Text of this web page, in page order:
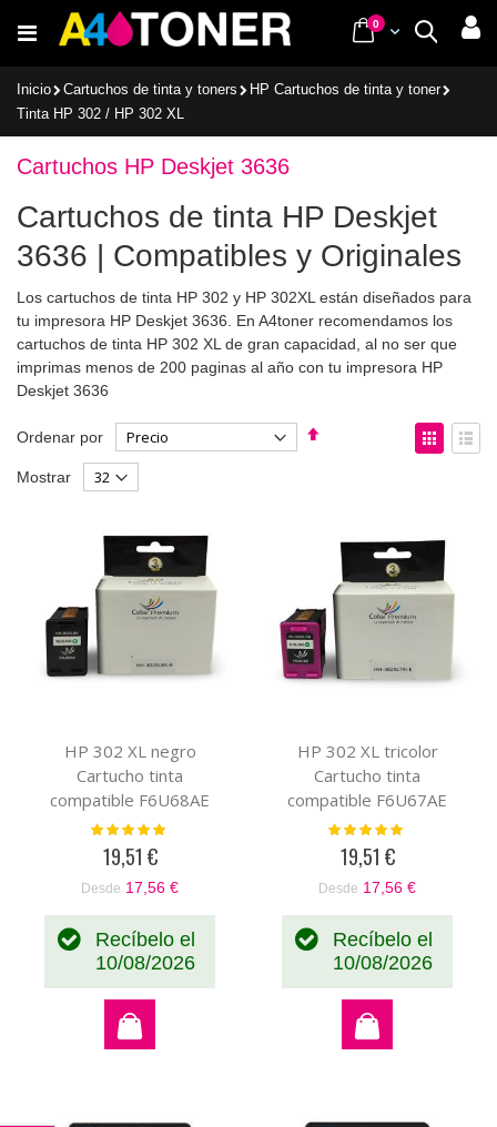
al
Buscar
Cart
0items
Inicio Cartuchos de tinta y toners
HP Cartuchos de tinta y toner
Tinta HP 302 / HP 302 XL
Cartuchos HP Deskjet 3636
Cartuchos de tinta HP Deskjet
3636 | Compatibles y Originales
Los cartuchos de tinta HP 302 y HP 302XL están diseñados para
tu impresora HP Deskjet 3636. En A4toner recomendamos los
cartuchos de tinta HP 302 XL de gran capacidad, al no ser que
imprimas menos de 200 paginas al año con tu impresora HP
Deskjet 3636
Ordenar por
Fijar
Ver
como
Mostrar
HP 302 XL negro
Cartucho tinta
compatible F6U68AE
Valoración:
19,51 €
Desde 17,56 €
Recíbelo el
10/08/2026
HP 302 XL tricolor
Cartucho tinta
compatible F6U67AE
Valoración:
19,51 €
Desde 17,56 €
Recíbelo el
10/08/2026